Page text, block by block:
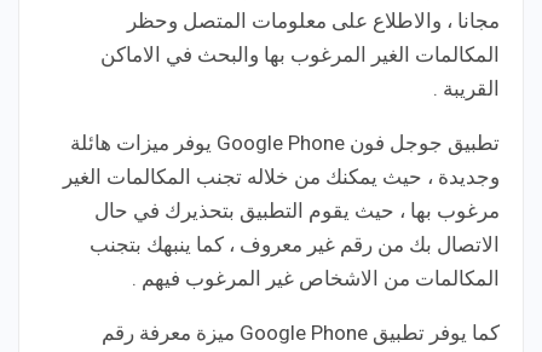
مجانا ، والاطلاع على معلومات المتصل وحظر
المكالمات الغير المرغوب بها والبحث في الاماكن
القريبة .
تطبيق جوجل فون Google Phone‏ يوفر ميزات هائلة
وجديدة ، حيث يمكنك من خلاله تجنب المكالمات الغير
مرغوب بها ، حيث يقوم التطبيق بتحذيرك في حال
الاتصال بك من رقم غير معروف ، كما ينبهك بتجنب
المكالمات من الاشخاص غير المرغوب فيهم .
كما يوفر تطبيق Google Phone ميزة معرفة رقم